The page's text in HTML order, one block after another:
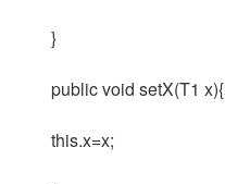
}
public void setX(T1 x){
this.x=x;